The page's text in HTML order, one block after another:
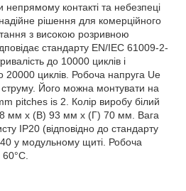
контакті та небезпеці
рішення для комерційного
з високою розривною
стандарту EN/IEC 61009-2-
до 10000 циклів і
20000 циклів. Робоча напруга Ue
струму. Його можна монтувати на
pitches is 2. Колір виробу білий
мм х (В) 93 мм х (Г) 70 мм. Вага
IP20 (відповідно до стандарту
у модульному щиті. Робоча